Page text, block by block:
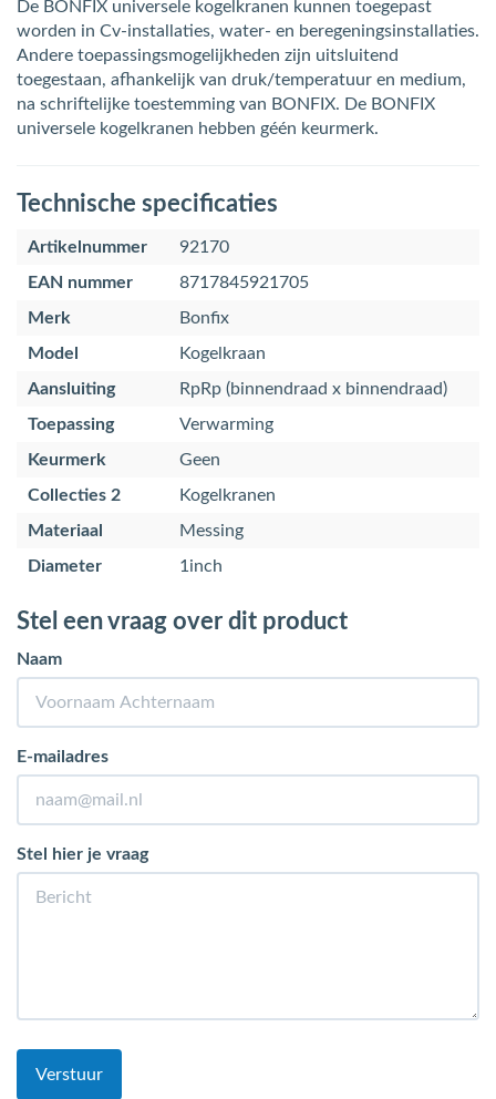
De BONFIX universele kogelkranen kunnen toegepast
worden in Cv-installaties, water- en beregeningsinstallaties.
Andere toepassingsmogelijkheden zijn uitsluitend
toegestaan, afhankelijk van druk/temperatuur en medium,
na schriftelijke toestemming van BONFIX. De BONFIX
universele kogelkranen hebben géén keurmerk.
Technische specificaties
Artikelnummer
92170
EAN nummer
8717845921705
Merk
Bonfix
Model
Kogelkraan
Aansluiting
RpRp (binnendraad x binnendraad)
Toepassing
Verwarming
Keurmerk
Geen
Collecties 2
Kogelkranen
Materiaal
Messing
Diameter
1inch
Stel een vraag over dit product
Naam
E-mailadres
Stel hier je vraag
Verstuur